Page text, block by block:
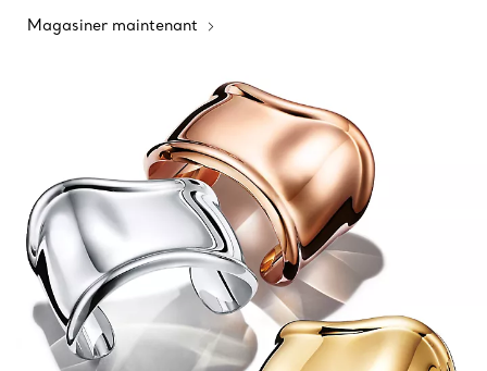
Magasiner maintenant